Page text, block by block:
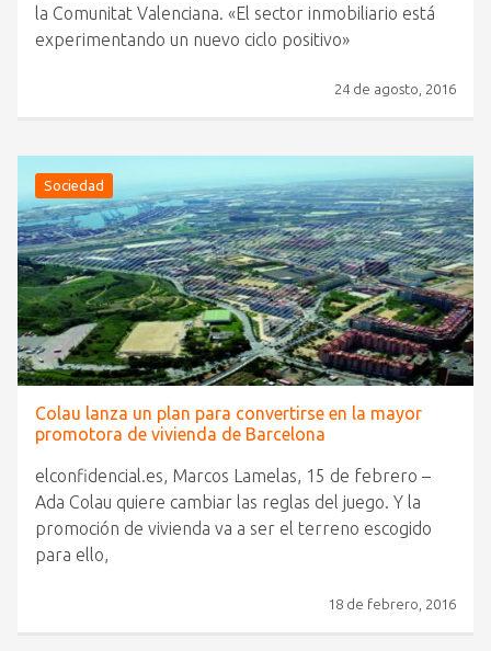
la Comunitat Valenciana. «El sector inmobiliario está
experimentando un nuevo ciclo positivo»
24 de agosto, 2016
Sociedad
Colau lanza un plan para convertirse en la mayor
promotora de vivienda de Barcelona
elconfidencial.es, Marcos Lamelas, 15 de febrero –
Ada Colau quiere cambiar las reglas del juego. Y la
promoción de vivienda va a ser el terreno escogido
para ello,
18 de febrero, 2016